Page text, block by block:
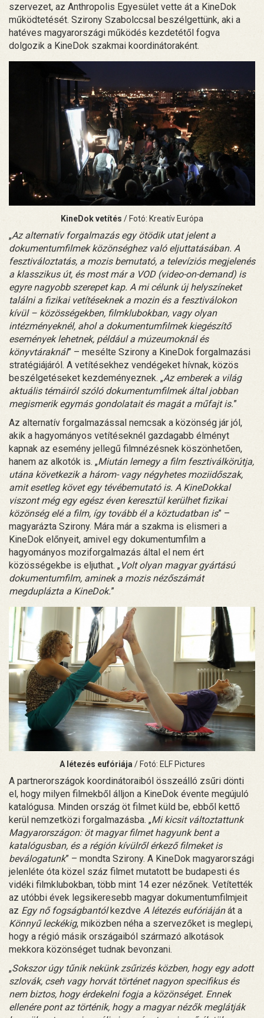
szervezet, az Anthropolis Egyesület vette át a KineDok
működtetését. Szirony Szabolccsal beszélgettünk, aki a
hatéves magyarországi működés kezdetétől fogva
dolgozik a KineDok szakmai koordinátoraként.
KineDok vetítés / Fotó: Kreatív Európa
„Az alternatív forgalmazás egy ötödik utat jelent a
dokumentumfilmek közönséghez való eljuttatásában. A
fesztiváloztatás, a mozis bemutató, a televíziós megjelenés
a klasszikus út, és most már a VOD (video-on-demand) is
egyre nagyobb szerepet kap. A mi célunk új helyszíneket
találni a fizikai vetítéseknek a mozin és a fesztiválokon
kívül – közösségekben, filmklubokban, vagy olyan
intézményeknél, ahol a dokumentumfilmek kiegészítő
események lehetnek, például a múzeumoknál és
könyvtáraknál” – mesélte Szirony a KineDok forgalmazási
stratégiájáról. A vetítésekhez vendégeket hívnak, közös
beszélgetéseket kezdeményeznek. „Az emberek a világ
aktuális témáiról szóló dokumentumfilmek által jobban
megismerik egymás gondolatait és magát a műfajt is.”
Az alternatív forgalmazással nemcsak a közönség jár jól,
akik a hagyományos vetítéseknél gazdagabb élményt
kapnak az esemény jellegű filmnézésnek köszönhetően,
hanem az alkotók is. „Miután lemegy a film fesztiválkörútja,
utána következik a három- vagy négyhetes moziidőszak,
amit esetleg követ egy tévébemutató is. A KineDokkal
viszont még egy egész éven keresztül kerülhet fizikai
közönség elé a film, így tovább él a köztudatban is” –
magyarázta Szirony. Mára már a szakma is elismeri a
KineDok előnyeit, amivel egy dokumentumfilm a
hagyományos moziforgalmazás által el nem ért
közösségekbe is eljuthat. „Volt olyan magyar gyártású
dokumentumfilm, aminek a mozis nézőszámát
megduplázta a KineDok.”
A létezés eufóriája / Fotó: ELF Pictures
A partnerországok koordinátoraiból összeálló zsűri dönti
el, hogy milyen filmekből álljon a KineDok évente megújuló
katalógusa. Minden ország öt filmet küld be, ebből kettő
kerül nemzetközi forgalmazásba. „Mi kicsit változtattunk
Magyarországon: öt magyar filmet hagyunk bent a
katalógusban, és a régión kívülről érkező filmeket is
beválogatunk” – mondta Szirony. A KineDok magyarországi
jelenléte óta közel száz filmet mutatott be budapesti és
vidéki filmklubokban, több mint 14 ezer nézőnek. Vetítették
az utóbbi évek legsikeresebb magyar dokumentumfilmjeit
az Egy nő fogságbantólkezdve A létezés eufóriájánát a
Könnyű leckékig, miközben néha a szervezőket is meglepi,
hogy a régió másik országaiból származó alkotások
mekkora közönséget tudnak bevonzani.
„Sokszor úgy tűnik nekünk zsűrizés közben, hogy egy adott
szlovák, cseh vagy horvát történet nagyon specifikus és
nem biztos, hogy érdekelni fogja a közönséget. Ennek
ellenére pont az történik, hogy a magyar nézők meglátják